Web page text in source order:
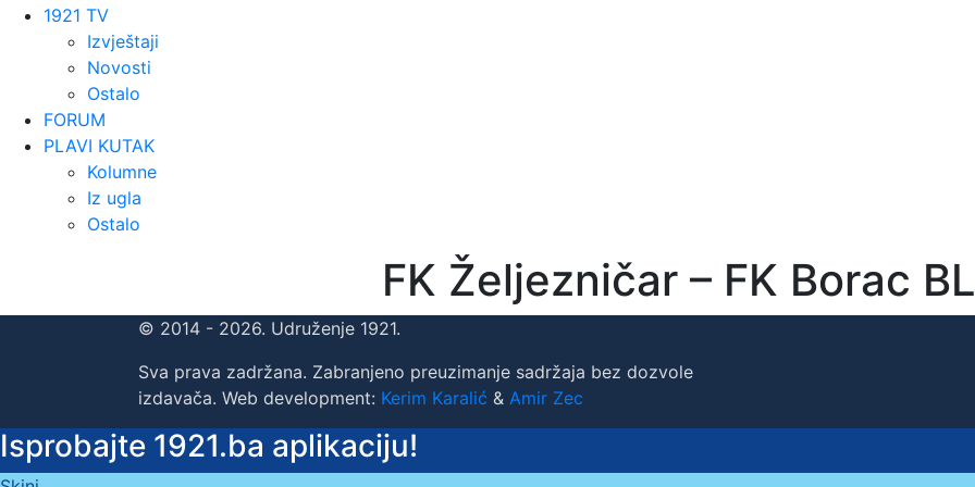
1921 TV
Izvještaji
Novosti
Ostalo
FORUM
PLAVI KUTAK
Kolumne
Iz ugla
Ostalo
FK Željezničar – FK Borac BL
© 2014 - 2026. Udruženje 1921.
Sva prava zadržana. Zabranjeno preuzimanje sadržaja bez dozvole
izdavača. Web development: Kerim Karalić & Amir Zec
Isprobajte 1921.ba aplikaciju!